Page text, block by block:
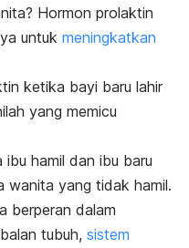
Hormon prolaktin
untuk meningkatkan
ketika bayi baru lahir
yang memicu
hamil dan ibu baru
wanita yang tidak hamil.
berperan dalam
tubuh, sistem